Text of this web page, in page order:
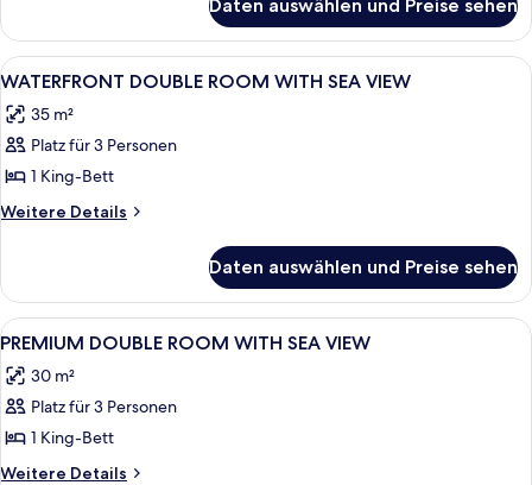
DOUBLE
ROOM
Daten auswählen und Preise sehen
Alle
Fotos
für
WATERFRONT
DOUBLE
ROOM
VIEW
anzeigen
9
WATERFRONT DOUBLE ROOM WITH SEA VIEW
35 m²
Platz für 3 Personen
1 King-Bett
Weitere Details
Weitere
DOUBLE
ROOM
WITH
VIEW
Daten auswählen und Preise sehen
Alle
Fotos
für
PREMIUM
DOUBLE
ROOM
Ein Schlafzimmer mit einer blumigen
2
PREMIUM DOUBLE ROOM WITH SEA VIEW
30 m²
Platz für 3 Personen
1 King-Bett
Weitere Details
Weitere